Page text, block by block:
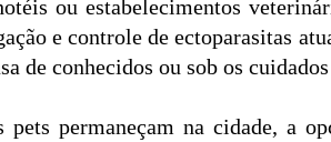
ou estabelecimentos
e controle de ectoparasitas
de conhecidos ou sob os
pets permaneçam na cidade, a